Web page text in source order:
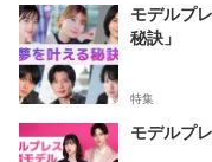
モデルプ
秘訣」
特集
モデルプ